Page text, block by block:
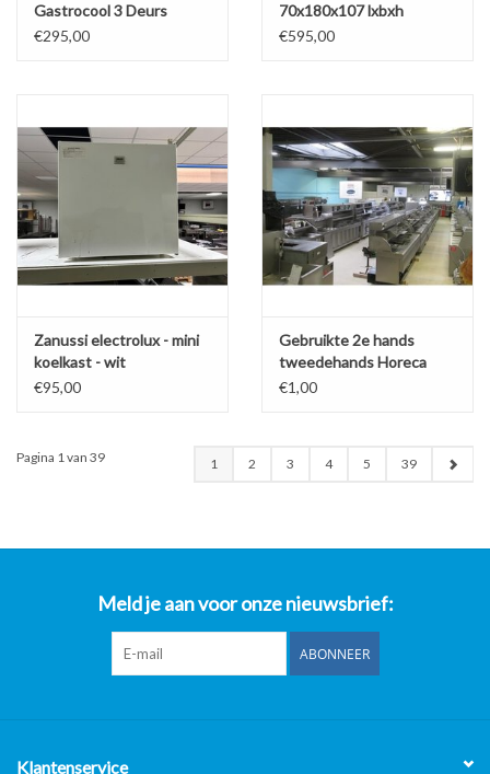
Gastrocool 3 Deurs
€295,00
70x180x107 lxbxh
€595,00
Zanussi electrolux - mini
koelkast - wit
€95,00
Gebruikte 2e hands
tweedehands Horeca
Apparatuur
€1,00
Pagina 1 van 39 1 2 3 4 5 39
Meld je aan voor onze nieuwsbrief:
ABONNEER
Klantenservice